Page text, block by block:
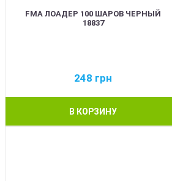
FMA ЛОАДЕР 100 ШАРОВ ЧЕРНЫЙ
18837
248 грн
В КОРЗИНУ